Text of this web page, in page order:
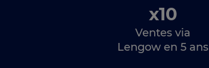
x10
Ventes via
Lengow en 5 ans